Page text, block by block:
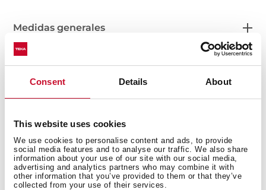
Consent Details About
This website uses cookies
We use cookies to personalise content and ads, to provide
social media features and to analyse our traffic. We also share
information about your use of our site with our social media,
advertising and analytics partners who may combine it with
other information that you’ve provided to them or that they’ve
collected from your use of their services.
Medidas generales
Características